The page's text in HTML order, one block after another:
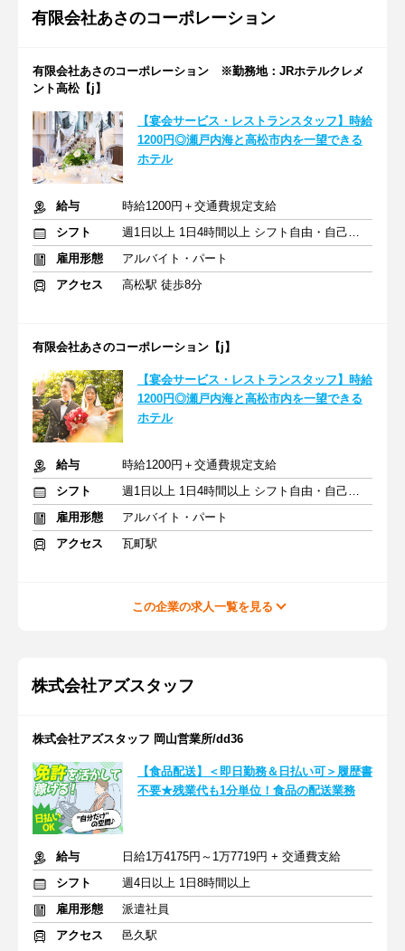
有限会社あさのコーポレーション
有限会社あさのコーポレーション ※勤務地：JRホテルクレメ
ント高松【j】
【宴会サービス・レストランスタッフ】時給
1200円◎瀬戸内海と高松市内を一望できる
ホテル
給与
時給1200円＋交通費規定支給
シフト
週1日以上 1日4時間以上 シフト自由・自己申告
雇用形態
アルバイト・パート
アクセス
高松駅 徒歩8分
有限会社あさのコーポレーション【j】
【宴会サービス・レストランスタッフ】時給
1200円◎瀬戸内海と高松市内を一望できる
ホテル
給与
時給1200円＋交通費規定支給
シフト
週1日以上 1日4時間以上 シフト自由・自己申告
雇用形態
アルバイト・パート
アクセス
瓦町駅
この企業の求人一覧を見る
株式会社アズスタッフ
株式会社アズスタッフ 岡山営業所/dd36
【食品配送】＜即日勤務＆日払い可＞履歴書
不要★残業代も1分単位！食品の配送業務
給与
日給1万4175円～1万7719円 + 交通費支給
シフト
週4日以上 1日8時間以上
雇用形態
派遣社員
アクセス
邑久駅